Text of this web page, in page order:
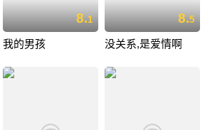
8.1
我的男孩
8.5
没关系,是爱情啊